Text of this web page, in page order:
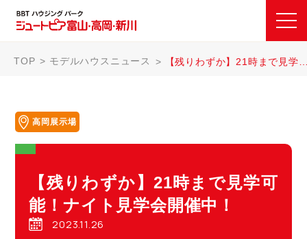
TOP モデルハウスニュース 【残りわずか】21時まで見学可能！ナイト見学会開催中！
高岡展示場
【残りわずか】21時まで見学可
能！ナイト見学会開催中！
2023.11.26